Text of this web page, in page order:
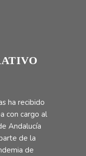
ha recibido
con cargo al
Andalucía
de la
de